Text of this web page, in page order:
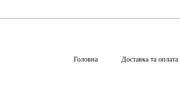
Головна Доставка та оплата